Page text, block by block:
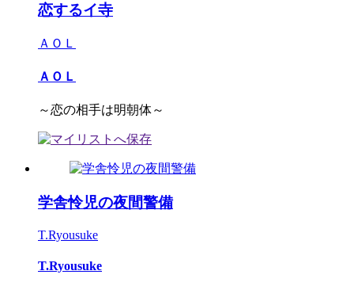
恋するイ寺
ＡＯＬ
ＡＯＬ
～恋の相手は明朝体～
学舎怜児の夜間警備
T.Ryousuke
T.Ryousuke